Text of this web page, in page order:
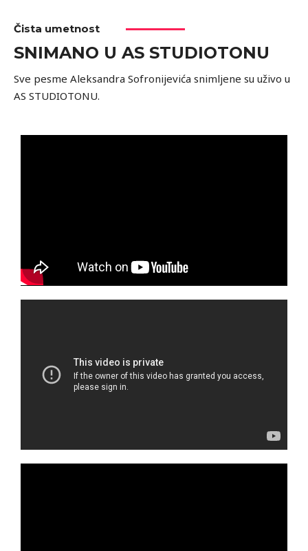
Čista umetnost
SNIMANO U AS STUDIOTONU
Sve pesme Aleksandra Sofronijevića snimljene su uživo u
AS STUDIOTONU.